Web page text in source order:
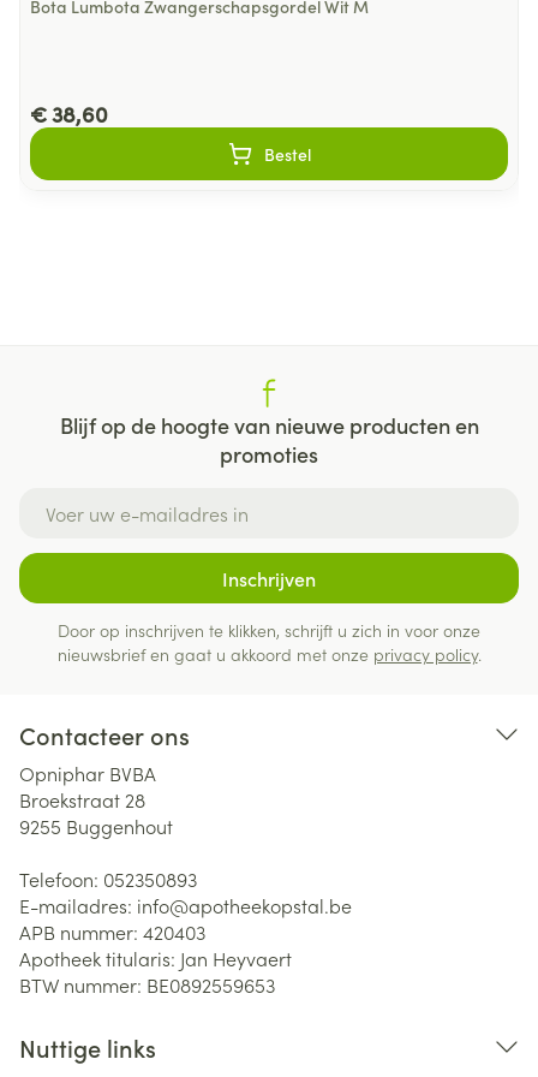
Bota Lumbota Zwangerschapsgordel Wit M
€ 38,60
Bestel
Blijf op de hoogte van nieuwe producten en
promoties
Inschrijven
Door op inschrijven te klikken, schrijft u zich in voor onze
nieuwsbrief en gaat u akkoord met onze privacy policy.
Contacteer ons
Opniphar BVBA
Broekstraat 28
9255 Buggenhout
Telefoon: 052350893
E-mailadres: info@apotheekopstal.be
APB nummer: 420403
Apotheek titularis: Jan Heyvaert
BTW nummer: BE0892559653
Nuttige links